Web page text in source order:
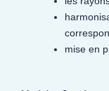
mise en